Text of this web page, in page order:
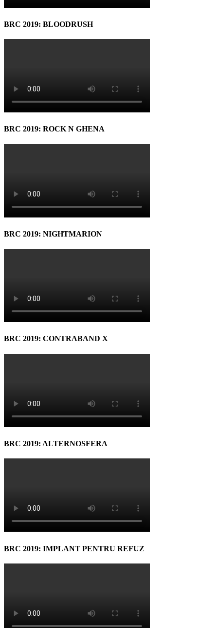
BRC 2019: BLOODRUSH
BRC 2019: ROCK N GHENA
BRC 2019: NIGHTMARION
BRC 2019: CONTRABAND X
BRC 2019: ALTERNOSFERA
BRC 2019: IMPLANT PENTRU REFUZ